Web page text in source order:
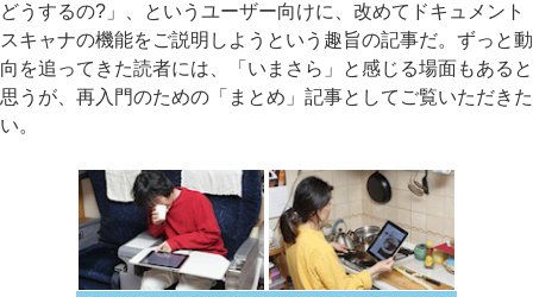
どうするの?」、というユーザー向けに、改めてドキュメント
スキャナの機能をご説明しようという趣旨の記事だ。ずっと動
向を追ってきた読者には、「いまさら」と感じる場面もあると
思うが、再入門のための「まとめ」記事としてご覧いただきた
い。